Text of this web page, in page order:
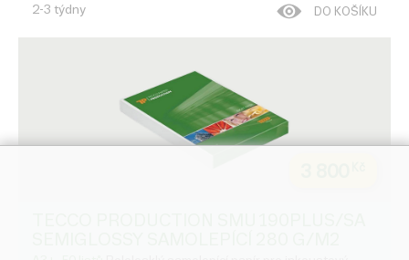
2-3 týdny DO KOŠÍKU